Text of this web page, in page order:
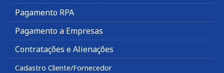
Pagamento RPA
Pagamento a Empresas
Contratações e Alienações
Cadastro Cliente/Fornecedor